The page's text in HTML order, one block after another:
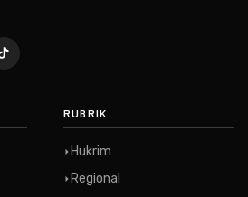
RUBRIK
Hukrim
Regional